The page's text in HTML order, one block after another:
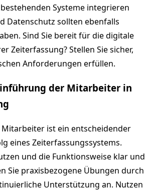
Systeme integrieren
Datenschutz sollten ebenfalls
Sind Sie bereit für die digitale
Zeiterfassung? Stellen Sie sicher,
Anforderungen erfüllen.
der Mitarbeiter in
ist ein entscheidender
eines Zeiterfassungssystems.
und die Funktionsweise klar und
Sie praxisbezogene Übungen durch
Unterstützung an. Nutzen